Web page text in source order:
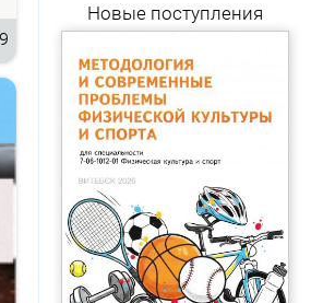
Новые поступления